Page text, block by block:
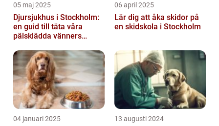
05 maj 2025
Djursjukhus i Stockholm:
en guid till täta våra
pälsklädda vänners
06 april 2025
Lär dig att åka skidor på
en skidskola i Stockholm
04 januari 2025 13 augusti 2024